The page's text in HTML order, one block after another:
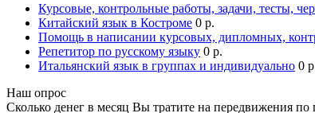
Курсовые, контрольные работы, задачи, тесты,
Китайский язык в Костроме 0 р.
Помощь в написании курсовых, дипломных,
Репетитор по русскому языку 0 р.
Итальянский язык в группах и индивидуально 0
Наш опрос
Сколько денег в месяц Вы тратите на передвижения по